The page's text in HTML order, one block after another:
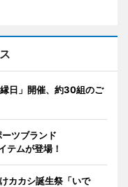
日」開催、約30組のご
ツブランド
テムが登場！
カカシ誕生祭「いで